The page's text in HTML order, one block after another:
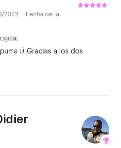
2022 · Fecha de la
:) Gracias a los dos